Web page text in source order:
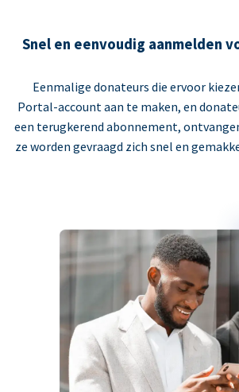
Snel en eenvoudig aanmelden
Eenmalige donateurs die ervoor
Portal-account aan te maken, en
een terugkerend abonnement,
ze worden gevraagd zich snel en